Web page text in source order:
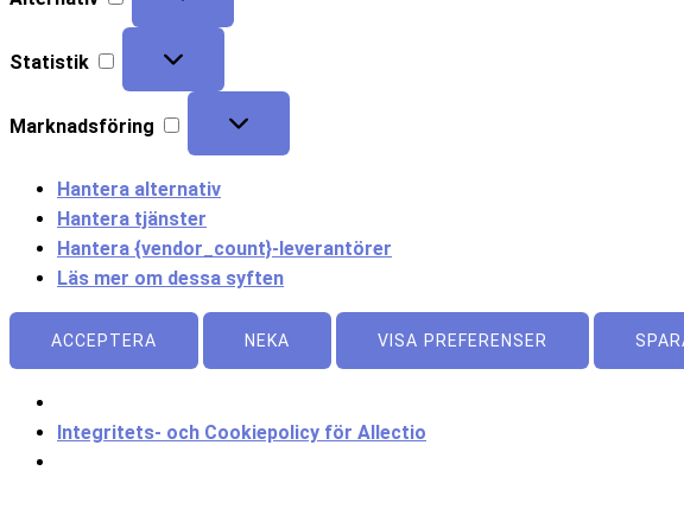
Statistik
Marknadsföring
Hantera alternativ
Hantera tjänster
Hantera {vendor_count}-leverantörer
Läs mer om dessa syften
ACCEPTERA NEKA VISA PREFERENSER
Integritets- och Cookiepolicy för Allectio